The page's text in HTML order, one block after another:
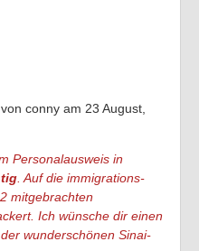
conny am 23 August,
Personalausweis in
. Auf die immigrations-
mitgebrachten
Ich wünsche dir einen
wunderschönen Sinai-